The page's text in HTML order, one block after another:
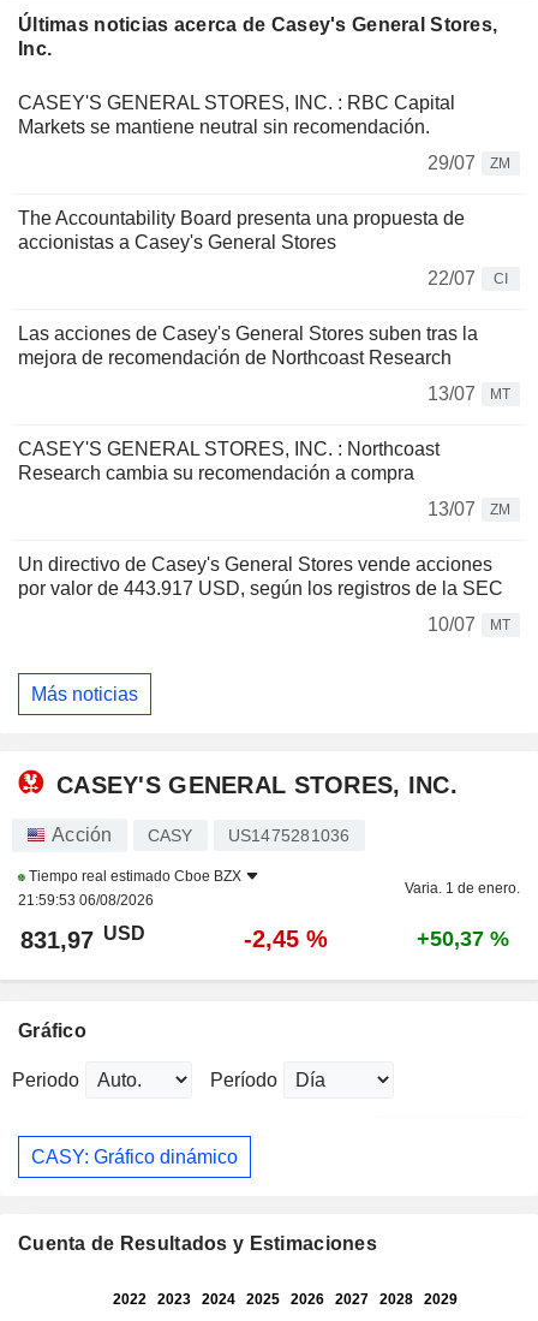
Últimas noticias acerca de Casey's General Stores,
Inc.
CASEY'S GENERAL STORES, INC. : RBC Capital
Markets se mantiene neutral sin recomendación.
29/07
ZM
The Accountability Board presenta una propuesta de
accionistas a Casey's General Stores
22/07
CI
Las acciones de Casey's General Stores suben tras la
mejora de recomendación de Northcoast Research
13/07
MT
CASEY'S GENERAL STORES, INC. : Northcoast
Research cambia su recomendación a compra
13/07
ZM
Un directivo de Casey's General Stores vende acciones
por valor de 443.917 USD, según los registros de la SEC
10/07
MT
Más noticias
CASEY'S GENERAL STORES, INC.
Acción CASY US1475281036
Tiempo real estimado Cboe BZX
21:59:53 06/08/2026
Varia. 1 de enero.
831,97 USD -2,45 % +50,37 %
Gráfico
Periodo Período
CASY: Gráfico dinámico
Cuenta de Resultados y Estimaciones